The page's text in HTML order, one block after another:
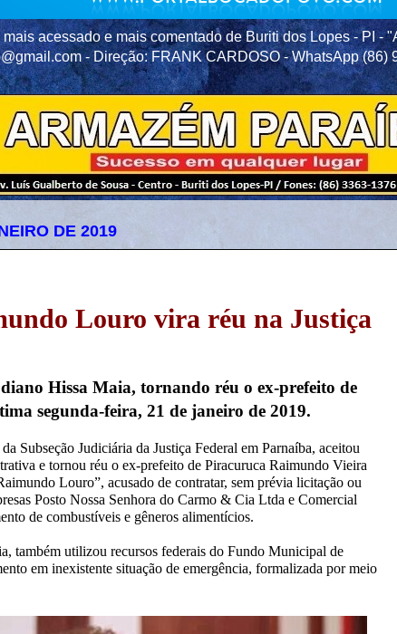
acessado e mais comentado de Buriti dos Lopes - PI -
- Direção: FRANK CARDOSO - WhatsApp (86)
DE 2019
Louro vira réu na Justiça
Hissa Maia, tornando réu o ex-prefeito de
segunda-feira, 21 de janeiro de 2019.
Subseção Judiciária da Justiça Federal em Parnaíba, aceitou
e tornou réu o ex-prefeito de Piracuruca Raimundo Vieira
Louro”, acusado de contratar, sem prévia licitação ou
Posto Nossa Senhora do Carmo & Cia Ltda e Comercial
de combustíveis e gêneros alimentícios.
também utilizou recursos federais do Fundo Municipal de
em inexistente situação de emergência, formalizada por meio